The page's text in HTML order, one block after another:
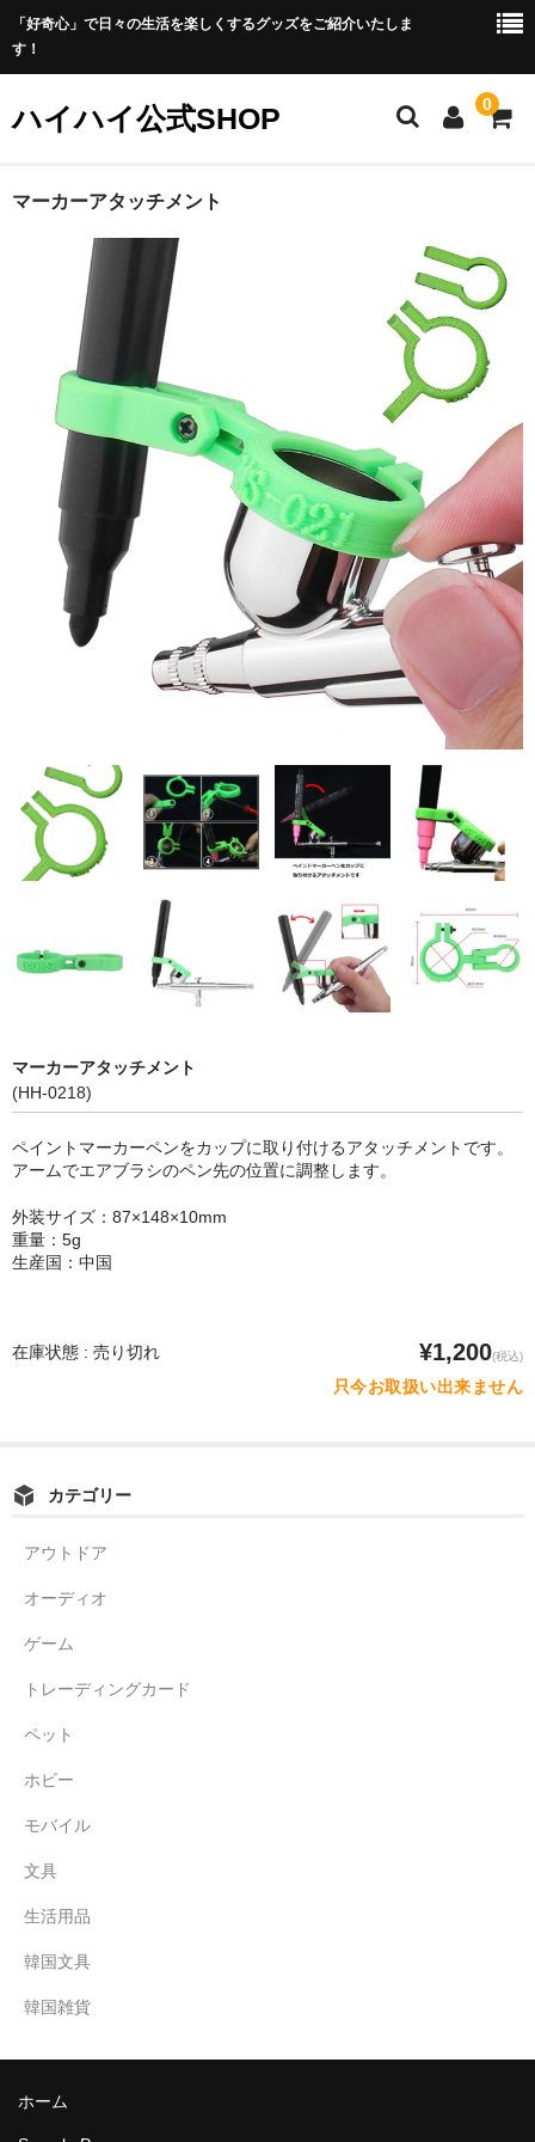
「好奇心」で日々の生活を楽しくするグッズをご紹介いたしま
す！
ハイハイ公式SHOP 0
ホーム
プライバシーポリシー
メンバー
商品
お勧め商品
新商品
商品ジャンル
お買い物ガイド
マーカーアタッチメント
マーカーアタッチメント
(HH-0218)
ペイントマーカーペンをカップに取り付けるアタッチメントです。
アームでエアブラシのペン先の位置に調整します。
外装サイズ：87×148×10mm
重量：5g
生産国：中国
在庫状態 : 売り切れ ¥1,200(税込)
只今お取扱い出来ません
カテゴリー
アウトドア
オーディオ
ゲーム
トレーディングカード
ペット
ホビー
モバイル
文具
生活用品
韓国文具
韓国雑貨
ホーム